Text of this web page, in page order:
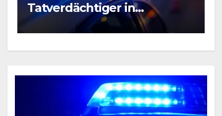
Prostitutionsgewerbe